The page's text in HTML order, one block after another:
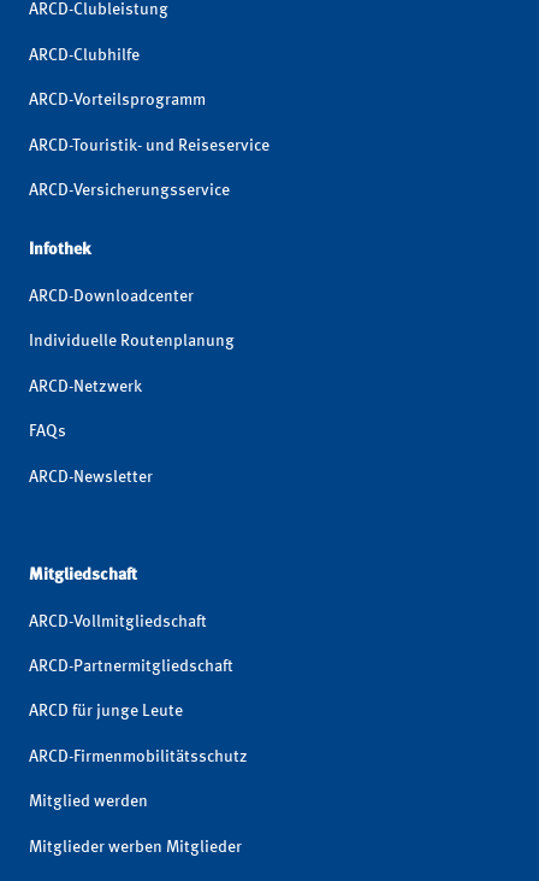
ARCD-Clubleistung
ARCD-Clubhilfe
ARCD-Vorteilsprogramm
ARCD-Touristik- und Reiseservice
ARCD-Versicherungsservice
Infothek
ARCD-Downloadcenter
Individuelle Routenplanung
ARCD-Netzwerk
FAQs
ARCD-Newsletter
Mitgliedschaft
ARCD-Vollmitgliedschaft
ARCD-Partnermitgliedschaft
ARCD für junge Leute
ARCD-Firmenmobilitätsschutz
Mitglied werden
Mitglieder werben Mitglieder